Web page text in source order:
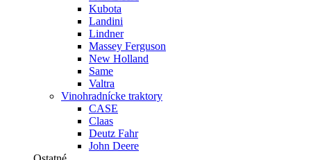
Kubota
Landini
Lindner
Massey Ferguson
New Holland
Same
Valtra
Vinohradnícke traktory
CASE
Claas
Deutz Fahr
John Deere